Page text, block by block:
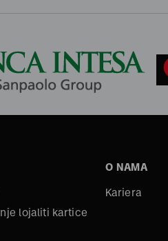
lojaliti kartice
O NAMA
Kariera